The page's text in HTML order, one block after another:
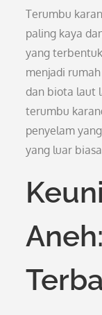
Terumbu
paling kaya
yang
menjadi
dan biota laut
terumbu
penyelam
yang luar